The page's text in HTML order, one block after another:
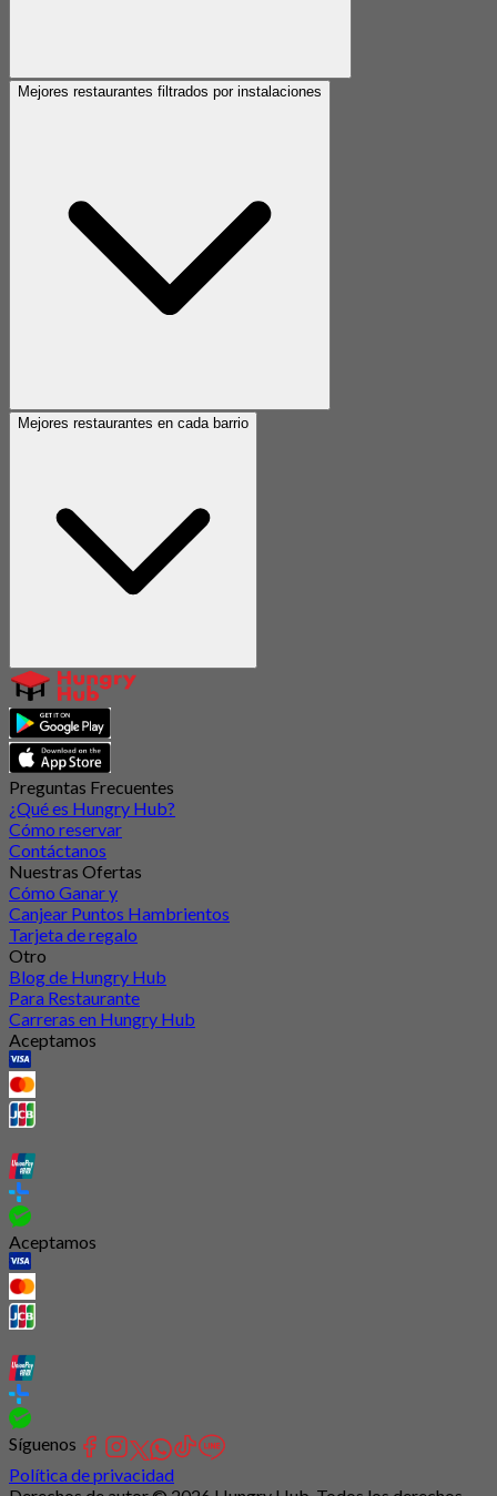
Mejores restaurantes filtrados por instalaciones
Mejores restaurantes en cada barrio
Preguntas Frecuentes
¿Qué es Hungry Hub?
Cómo reservar
Contáctanos
Nuestras Ofertas
Cómo Ganar y
Canjear Puntos Hambrientos
Tarjeta de regalo
Otro
Blog de Hungry Hub
Para Restaurante
Carreras en Hungry Hub
Aceptamos
Aceptamos
Síguenos
Política de privacidad